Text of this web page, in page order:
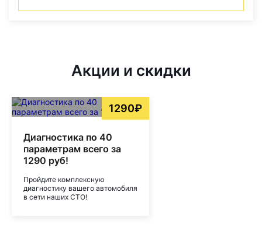
Акции и скидки
1290₽
Диагностика по 40
параметрам всего за
1290 руб!
Пройдите комплексную
диагностику вашего автомобиля
в сети наших СТО!